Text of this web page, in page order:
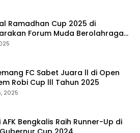
Ramadhan Cup 2025 di
Forum Muda Berolahraga
FC Sabet Juara ll di Open
Robi Cup lll Tahun 2025
2025
AFK Bengkalis Raih Runner-Up di